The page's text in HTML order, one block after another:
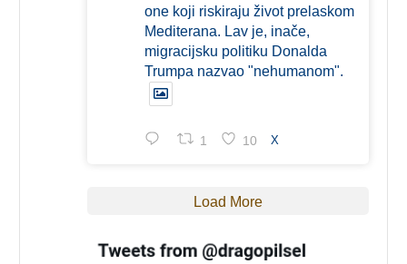
one koji riskiraju život prelaskom
Mediterana. Lav je, inače,
migracijsku politiku Donalda
Trumpa nazvao "nehumanom".
1 10 X
Load More